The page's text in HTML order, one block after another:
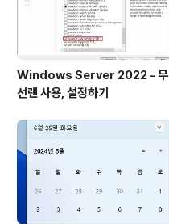
Windows Server 2022 - 무
선랜 사용, 설정하기